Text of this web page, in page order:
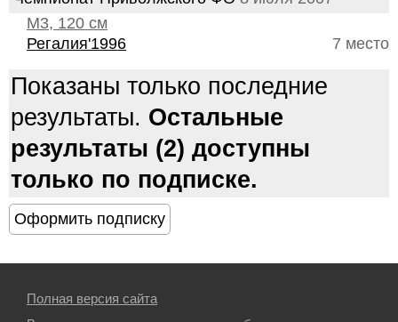
М3, 120 см
7 место
Регалия'1996
Показаны только последние
результаты. Остальные
результаты (2) доступны
только по подписке.
Полная версия сайта